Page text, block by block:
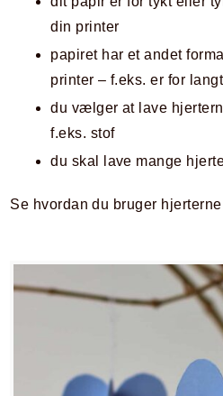
din printer
papiret har et andet
printer – f.eks. er for
du vælger at lave
f.eks. stof
du skal lave mange
Se hvordan du bruger